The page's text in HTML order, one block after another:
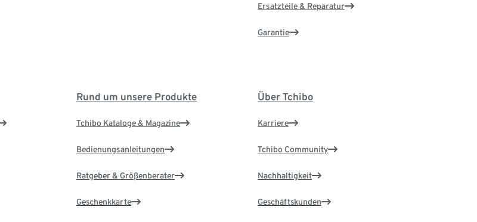
Ersatzteile & Reparatur
Garantie
Rund um unsere Produkte
Tchibo Kataloge & Magazine
Bedienungsanleitungen
Ratgeber & Größenberater
Geschenkkarte
Über Tchibo
Karriere
Tchibo Community
Nachhaltigkeit
Geschäftskunden